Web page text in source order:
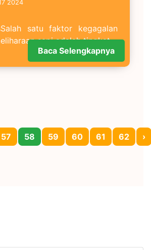
2024
satu faktor kegagalan
sapi adalah tingkat
Baca Selengkapnya
57 58 59 60 61 62 ›